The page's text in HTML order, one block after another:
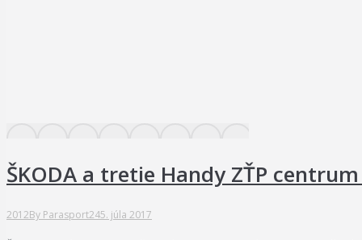
ŠKODA a tretie Handy ZŤP
2012By Parasport245. júla 2017